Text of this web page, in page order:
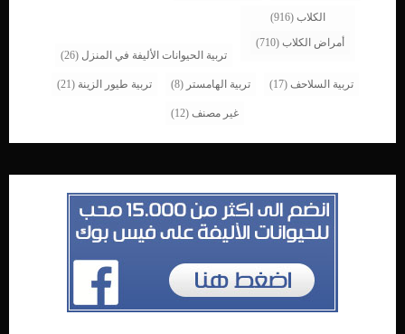
الكلاب (916)
أمراض الكلاب (710)
تربية الحيوانات الأليفة في المنزل (26)
تربية السلاحف (17) تربية الهامستر (8) تربية طيور الزينة (21)
غير مصنف (12)